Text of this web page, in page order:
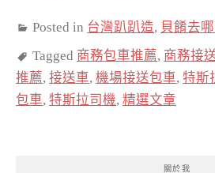
Posted in 台灣趴趴造, 貝餚去
Tagged 商務包車推薦, 商務接
推薦, 接送車, 機場接送包車, 特斯
包車, 特斯拉司機, 精選文章
關於我